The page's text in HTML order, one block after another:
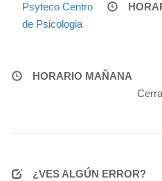
Psyteco Centro
de Psicologia
HORARIO MAÑANA
¿VES ALGÚN ERROR?